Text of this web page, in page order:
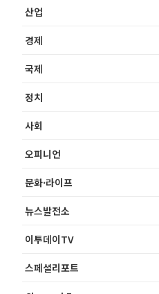
산업
경제
국제
정치
사회
오피니언
문화·라이프
뉴스발전소
이투데이TV
스페셜리포트